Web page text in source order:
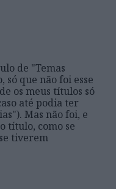
de "Temas
que não foi esse
os meus títulos só
até podia ter
Mas não foi, e
título, como se
tiverem